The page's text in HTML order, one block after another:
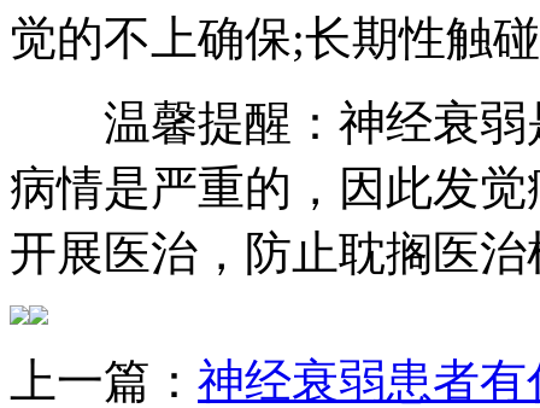
觉的不上确保;长期性触
温馨提醒：神经衰弱
病情是严重的，因此发
开展医治，防止耽搁医
上一篇： 神经衰弱患者